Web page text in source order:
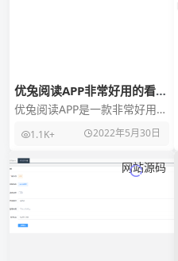
优兔阅读APP非常好用的看书
神器整合全网的小说资源
优兔阅读APP是一款非常好用的
源，覆盖了各个种类，在线找
1.1K+ 2022年5月30日
网站源码